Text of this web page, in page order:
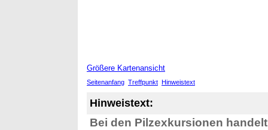
Größere Kartenansicht
Seitenanfang Treffpunkt Hinweistext
Hinweistext:
Bei den Pilzexkursionen